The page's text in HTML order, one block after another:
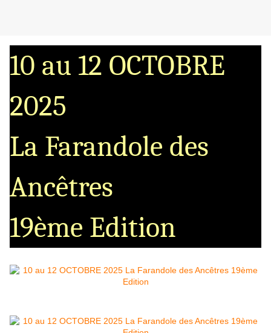
10 au 12 OCTOBRE
2025
La Farandole des
Ancêtres
19ème Edition